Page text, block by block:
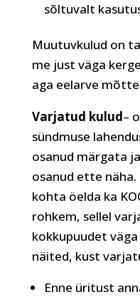
sõltuvalt
Muutuvkulud on
me just väga
aga eelarve
Varjatud kulud–
sündmuse
osanud märgata
osanud ette
kohta öelda ka
rohkem, sellel
kokkupuudet
näited, kust
Enne üritust